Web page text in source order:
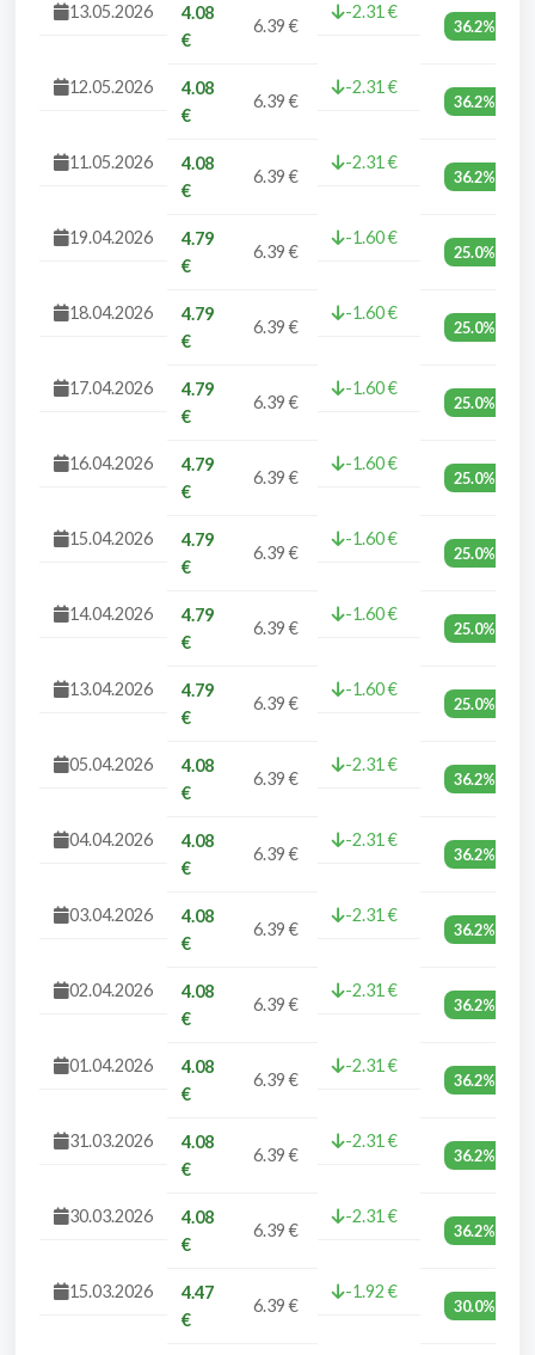
13.05.2026
4.08
€
6.39 €
-2.31 €
36.2%
12.05.2026
4.08
€
6.39 €
-2.31 €
36.2%
11.05.2026
4.08
€
6.39 €
-2.31 €
36.2%
19.04.2026
4.79
€
6.39 €
-1.60 €
25.0%
18.04.2026
4.79
€
6.39 €
-1.60 €
25.0%
17.04.2026
4.79
€
6.39 €
-1.60 €
25.0%
16.04.2026
4.79
€
6.39 €
-1.60 €
25.0%
15.04.2026
4.79
€
6.39 €
-1.60 €
25.0%
14.04.2026
4.79
€
6.39 €
-1.60 €
25.0%
13.04.2026
4.79
€
6.39 €
-1.60 €
25.0%
05.04.2026
4.08
€
6.39 €
-2.31 €
36.2%
04.04.2026
4.08
€
6.39 €
-2.31 €
36.2%
03.04.2026
4.08
€
6.39 €
-2.31 €
36.2%
02.04.2026
4.08
€
6.39 €
-2.31 €
36.2%
01.04.2026
4.08
€
6.39 €
-2.31 €
36.2%
31.03.2026
4.08
€
6.39 €
-2.31 €
36.2%
30.03.2026
4.08
€
6.39 €
-2.31 €
36.2%
15.03.2026
4.47
€
6.39 €
-1.92 €
30.0%